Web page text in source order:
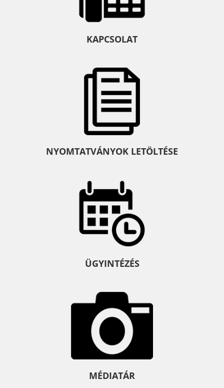
KAPCSOLAT
NYOMTATVÁNYOK LETÖLTÉSE
ÜGYINTÉZÉS
MÉDIATÁR